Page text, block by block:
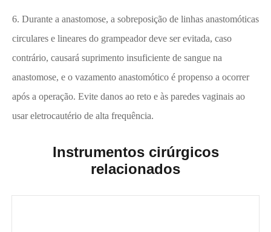
6. Durante a anastomose, a sobreposição de linhas anastomóticas
circulares e lineares do grampeador deve ser evitada, caso
contrário, causará suprimento insuficiente de sangue na
anastomose, e o vazamento anastomótico é propenso a ocorrer
após a operação. Evite danos ao reto e às paredes vaginais ao
usar eletrocautério de alta frequência.
Instrumentos cirúrgicos
relacionados